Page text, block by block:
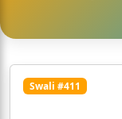
Swali #411